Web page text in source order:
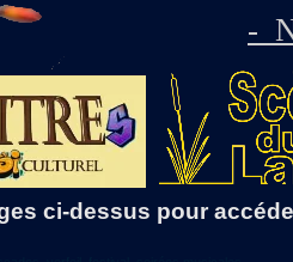
ci-dessus pour
-